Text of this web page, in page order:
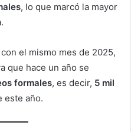
, lo que marcó la mayor
el mismo mes de 2025,
que hace un año se
formales, es decir, 5 mil
este año.